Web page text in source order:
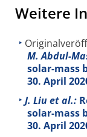
Weitere
M. Abdul-
solar-mass
30. April
J. Liu et al.:
solar-mass
30. April